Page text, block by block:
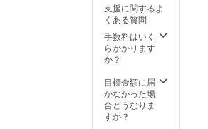
ヒー豆
（ラオ
ス特産
品） ・
図書館
を付け
る権利
（学校
横に設
支援に関するよ
くある質問
手数料はいく
らかかります
か？
目標金額に届
かなかった場
合どうなりま
すか？